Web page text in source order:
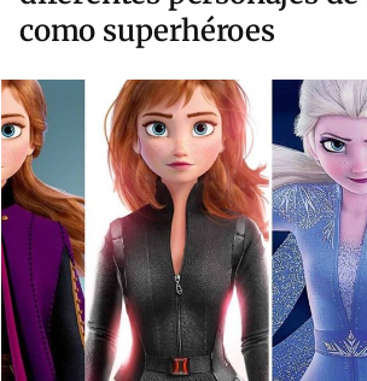
como superhéroes